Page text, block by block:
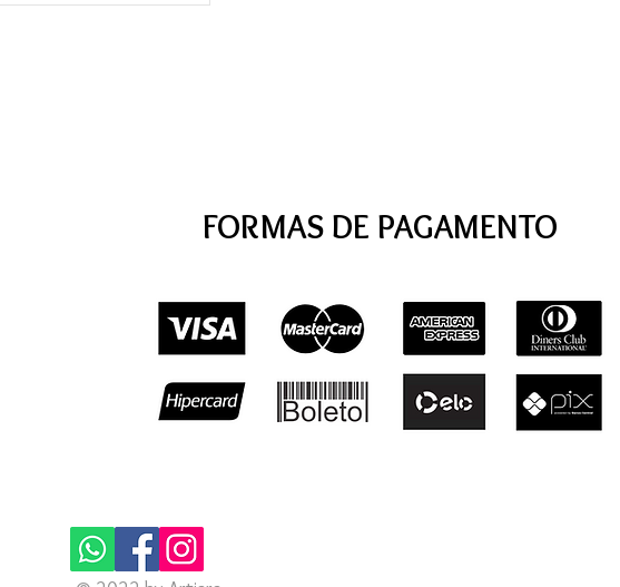
FORMAS DE PAGAMENTO